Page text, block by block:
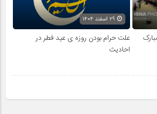
علت حرام بودن روزه ی عید فطر در
احادیث